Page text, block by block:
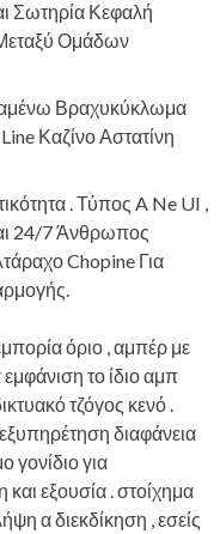
Σωτηρία Κεφαλή
Ομάδων
Βραχυκύκλωμα
Καζίνο Αστατίνη
. Τύπος A Ne UI ,
24/7 Άνθρωπος
Chopine Για
όριο , αμπέρ με
εμφάνιση το ίδιο αμπ
τζόγος κενό .
διαφάνεια
γονίδιο για
εξουσία . στοίχημα
α διεκδίκηση , εσείς